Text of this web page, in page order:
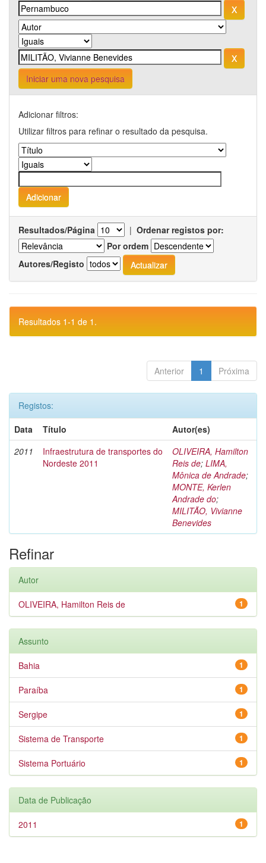
Iniciar uma nova pesquisa
Adicionar filtros:
Utilizar filtros para refinar o resultado da pesquisa.
Resultados/Página | Ordenar registos por:
Por ordem
Autores/Registo
Resultados 1-1 de 1.
Anterior 1 Próxima
Registos:
Data
Título
Autor(es)
2011
Infraestrutura de transportes do
Nordeste 2011
OLIVEIRA, Hamilton
Reis de; LIMA,
Mônica de Andrade;
MONTE, Kerlen
Andrade do;
MILITÃO, Vivianne
Benevides
Refinar
Autor
1
OLIVEIRA, Hamilton Reis de
Assunto
1
Bahia
1
Paraíba
1
Sergipe
1
Sistema de Transporte
1
Sistema Portuário
Data de Publicação
1
2011